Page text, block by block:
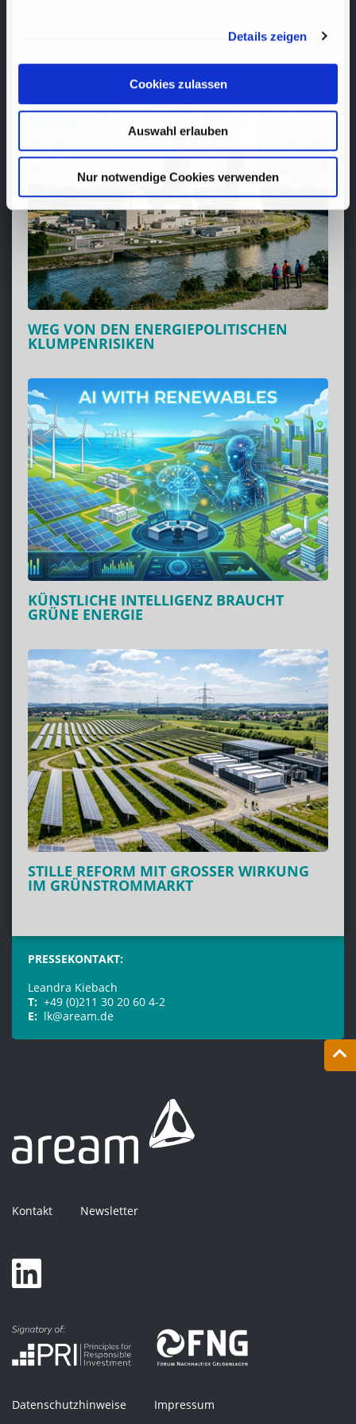
Details zeigen
Cookies zulassen
Auswahl erlauben
Nur notwendige Cookies verwenden
POSTS
WEG VON DEN ENERGIEPOLITISCHEN
KLUMPENRISIKEN
KÜNSTLICHE INTELLIGENZ BRAUCHT
GRÜNE ENERGIE
STILLE REFORM MIT GROSSER WIRKUNG I
M GRÜNSTROMMARKT
PRESSEKONTAKT:
Leandra Kiebach
T: +49 (0)211 30 20 60 4-2
E: lk@aream.de
Kontakt Newsletter
Datenschutzhinweise Impressum